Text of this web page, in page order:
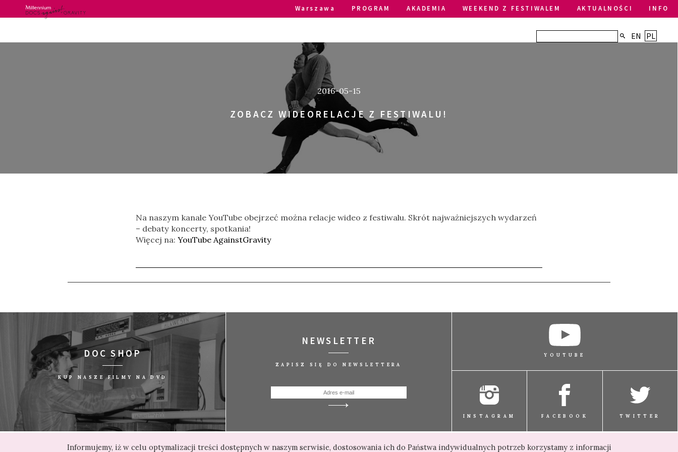
Informujemy, iż w celu optymalizacji treści dostępnych w naszym serwisie, dostosowania ich do Państwa indywidualnych potrzeb korzystamy z informacji
Warszawa PROGRAM AKADEMIA WEEKEND Z FESTIWALEM AKTUALNOŚCI INFO
EN PL
2016-05-15
ZOBACZ WIDEORELACJE Z FESTIWALU!
Na naszym kanale YouTube obejrzeć można relacje wideo z festiwalu. Skrót najważniejszych wydarzeń
– debaty koncerty, spotkania!
Więcej na: YouTube AgainstGravity
DOC SHOP
KUP NASZE FILMY NA DVD
NEWSLETTER
ZAPISZ SIĘ DO NEWSLETTERA
YOUTUBE
INSTAGRAM FACEBOOK TWITTER